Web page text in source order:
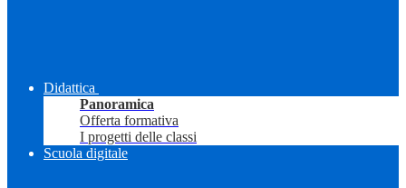
Didattica
Panoramica
Offerta formativa
I progetti delle classi
Scuola digitale